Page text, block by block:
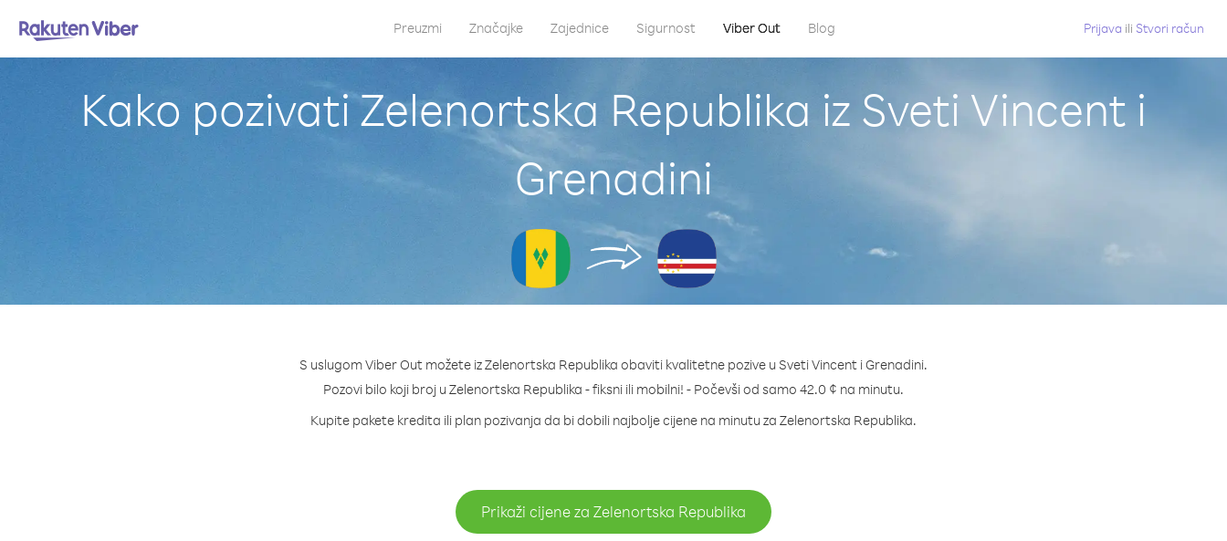
Preuzmi Značajke Zajednice Sigurnost Viber Out Blog Prijava ili Stvori račun
Kako pozivati Zelenortska Republika iz Sveti Vincent i
Grenadini
S uslugom Viber Out možete iz Zelenortska Republika obaviti kvalitetne pozive u Sveti Vincent i Grenadini.
Pozovi bilo koji broj u Zelenortska Republika - fiksni ili mobilni! - Počevši od samo 42.0 ¢ na minutu.
Kupite pakete kredita ili plan pozivanja da bi dobili najbolje cijene na minutu za Zelenortska Republika.
Prikaži cijene za Zelenortska Republika